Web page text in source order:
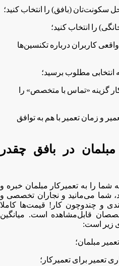
سکونت‌تان (بافق) را انتخاب کنید؛
را انتخاب کنید؛
کاربران درباره تکنسین‌ها
انتخابی مطلوب برسید؛
گزینه «تماس با متخصص» را
و زمان تعمیر با هم به توافق
در بافق چقدر
شما را به تعمیرکار مبلمان خبره و
شما می‌مانید و نجاران تخصصی و
و چندوچون کار! قیمت‌ها کاملا
قابل‌مشاهده است. میانگین
زیر است:
مبلمان؛
تعمیر برای تعمیرکار؛